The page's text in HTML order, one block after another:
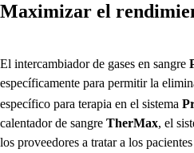
Maximizar el
El intercambiador de gases en sangre
específicamente para permitir la
específico para terapia en el sistema
calentador de sangre TherMax, el
los proveedores a tratar a los